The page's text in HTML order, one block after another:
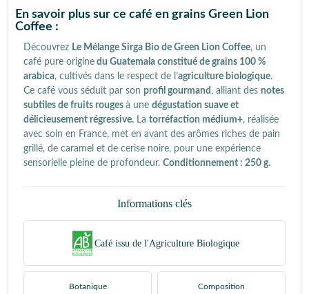
En savoir plus sur ce café en grains Green Lion
Coffee :
Découvrez Le Mélange Sirga Bio de Green Lion Coffee, un
café pure origine du Guatemala constitué de grains 100 %
arabica, cultivés dans le respect de l’agriculture biologique.
Ce café vous séduit par son profil gourmand , alliant des notes
subtiles de fruits rouges à une dégustation suave et
délicieusement régressive. La torréfaction médium+, réalisée
avec soin en France, met en avant des arômes riches de pain
grillé, de caramel et de cerise noire, pour une expérience
sensorielle pleine de profondeur. Conditionnement : 250 g.
Informations clés
Botanique Composition
Café issu de l'Agriculture Biologique